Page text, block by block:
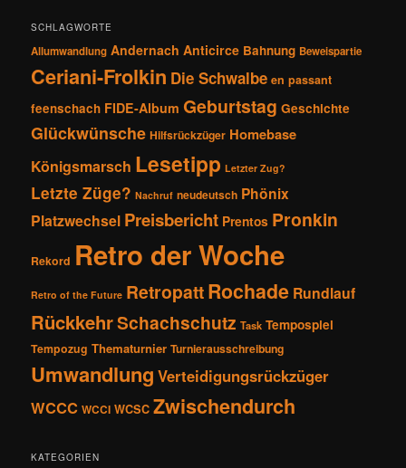
SCHLAGWORTE
Allumwandlung Andernach Anticirce Bahnung Beweispartie
Ceriani-Frolkin Die Schwalbe en passant
feenschach FIDE-Album Geburtstag Geschichte
Glückwünsche Hilfsrückzüger Homebase
Königsmarsch Lesetipp Letzter Zug?
Letzte Züge? Nachruf neudeutsch Phönix
Platzwechsel Preisbericht Prentos Pronkin
Rekord Retro der Woche
Retro of the Future RetropattRochade Rundlauf
RückkehrSchachschutz Task Tempospiel
Tempozug Thematurnier Turnierausschreibung
Umwandlung Verteidigungsrückzüger
WCCC WCCI WCSC Zwischendurch
KATEGORIEN